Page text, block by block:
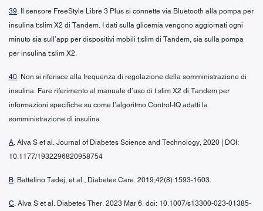
39. Il sensore FreeStyle Libre 3 Plus si connette via Bluetooth alla pompa per
insulina t:slim X2 di Tandem. I dati sulla glicemia vengono aggiornati ogni
minuto sia sull’app per dispositivi mobili t:slim di Tandem, sia sulla pompa
per insulina t:slim X2.
40. Non si riferisce alla frequenza di regolazione della somministrazione di
insulina. Fare riferimento al manuale d’uso di t:slim X2 di Tandem per
informazioni specifiche su come l’algoritmo Control-IQ adatti la
somministrazione di insulina.
A. Alva S et al. Journal of Diabetes Science and Technology, 2020 | DOI:
10.1177/1932296820958754
B. Battelino Tadej, et al., Diabetes Care. 2019;42(8):1593-1603.
C. Alva S et al. Diabetes Ther. 2023 Mar 6. doi: 10.1007/s13300-023-01385-